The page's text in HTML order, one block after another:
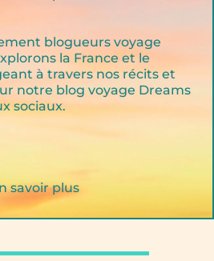
blogueurs voyage
la France et le
à travers nos récits et
notre blog voyage Dreams
sociaux.
savoir plus